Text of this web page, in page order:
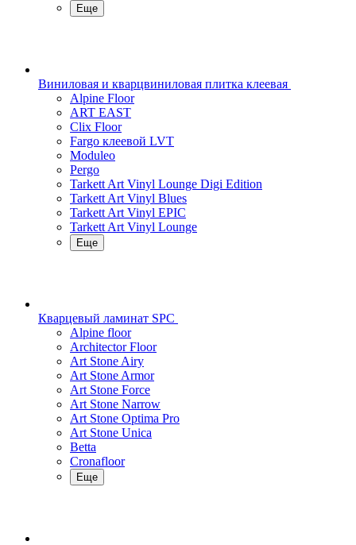
Еще
Виниловая и кварцвиниловая плитка клеевая
Alpine Floor
ART EAST
Clix Floor
Fargo клеевой LVT
Moduleo
Pergo
Tarkett Art Vinyl Lounge Digi Edition
Tarkett Art Vinyl Blues
Tarkett Art Vinyl EPIC
Tarkett Art Vinyl Lounge
Еще
Кварцевый ламинат SPC
Alpine floor
Architector Floor
Art Stone Airy
Art Stone Armor
Art Stone Force
Art Stone Narrow
Art Stone Optima Pro
Art Stone Unica
Betta
Cronafloor
Еще